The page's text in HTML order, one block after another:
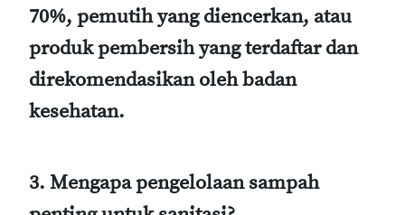
70%, pemutih yang diencerkan, atau
produk pembersih yang terdaftar dan
direkomendasikan oleh badan
kesehatan.
3. Mengapa pengelolaan sampah